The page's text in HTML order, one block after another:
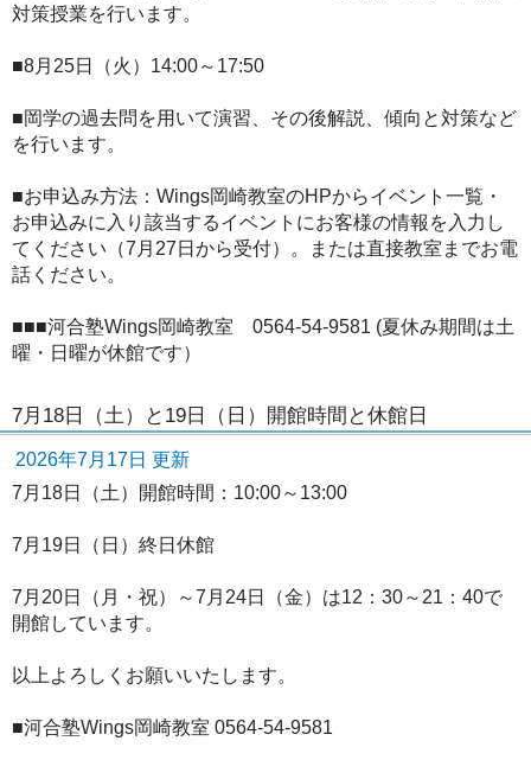
対策授業を行います。
■8月25日（火）14:00～17:50
■岡学の過去問を用いて演習、その後解説、傾向と対策など
を行います。
■お申込み方法：Wings岡崎教室のHPからイベント一覧・
お申込みに入り該当するイベントにお客様の情報を入力し
てください（7月27日から受付）。または直接教室までお電
話ください。
■■■河合塾Wings岡崎教室 0564-54-9581 (夏休み期間は土
曜・日曜が休館です）
7月18日（土）と19日（日）開館時間と休館日
2026年7月17日 更新
7月18日（土）開館時間：10:00～13:00
7月19日（日）終日休館
7月20日（月・祝）～7月24日（金）は12：30～21：40で
開館しています。
以上よろしくお願いいたします。
■河合塾Wings岡崎教室 0564-54-9581